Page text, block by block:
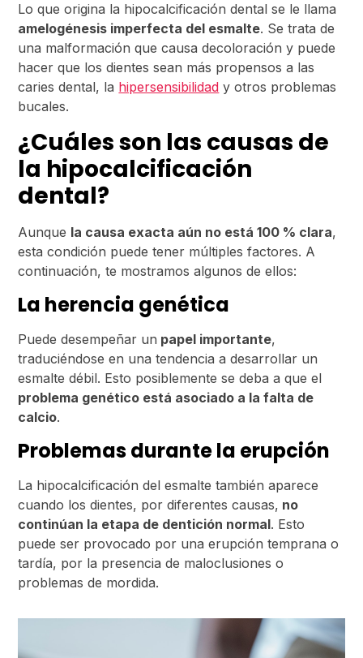
Lo que origina la hipocalcificación dental se le llama
amelogénesis imperfecta del esmalte. Se trata de
una malformación que causa decoloración y puede
hacer que los dientes sean más propensos a las
caries dental, la hipersensibilidad y otros problemas
bucales.
¿Cuáles son las causas de
la hipocalcificación
dental?
Aunque la causa exacta aún no está 100 % clara,
esta condición puede tener múltiples factores. A
continuación, te mostramos algunos de ellos:
La herencia genética
Puede desempeñar un papel importante,
traduciéndose en una tendencia a desarrollar un
esmalte débil. Esto posiblemente se deba a que el
problema genético está asociado a la falta de
calcio.
Problemas durante la erupción
La hipocalcificación del esmalte también aparece
cuando los dientes, por diferentes causas, no
continúan la etapa de dentición normal. Esto
puede ser provocado por una erupción temprana o
tardía, por la presencia de maloclusiones o
problemas de mordida.